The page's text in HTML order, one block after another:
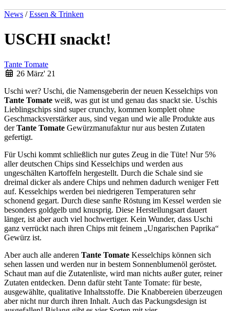
News /Essen & Trinken
USCHI snackt!
Tante Tomate
26 März' 21
Uschi wer? Uschi, die Namensgeberin der neuen Kesselchips von
Tante Tomate weiß, was gut ist und genau das snackt sie. Uschis
Lieblingschips sind super crunchy, kommen komplett ohne
Geschmacksverstärker aus, sind vegan und wie alle Produkte aus
derTante Tomate Gewürzmanufaktur nur aus besten Zutaten
gefertigt.
Für Uschi kommt schließlich nur gutes Zeug in die Tüte! Nur 5%
aller deutschen Chips sind Kesselchips und werden aus
ungeschälten Kartoffeln hergestellt. Durch die Schale sind sie
dreimal dicker als andere Chips und nehmen dadurch weniger Fett
auf. Kesselchips werden bei niedrigeren Temperaturen sehr
schonend gegart. Durch diese sanfte Röstung im Kessel werden sie
besonders goldgelb und knusprig. Diese Herstellungsart dauert
länger, ist aber auch viel hochwertiger. Kein Wunder, dass Uschi
ganz verrückt nach ihren Chips mit feinem „Ungarischen Paprika“
Gewürz ist.
Aber auch alle anderen Tante Tomate Kesselchips können sich
sehen lassen und werden nur in bestem Sonnenblumenöl geröstet.
Schaut man auf die Zutatenliste, wird man nichts außer guter, reiner
Zutaten entdecken. Denn dafür steht Tante Tomate: für beste,
ausgewählte, qualitative Inhaltsstoffe. Die Knabbereien überzeugen
aber nicht nur durch ihren Inhalt. Auch das Packungsdesign ist